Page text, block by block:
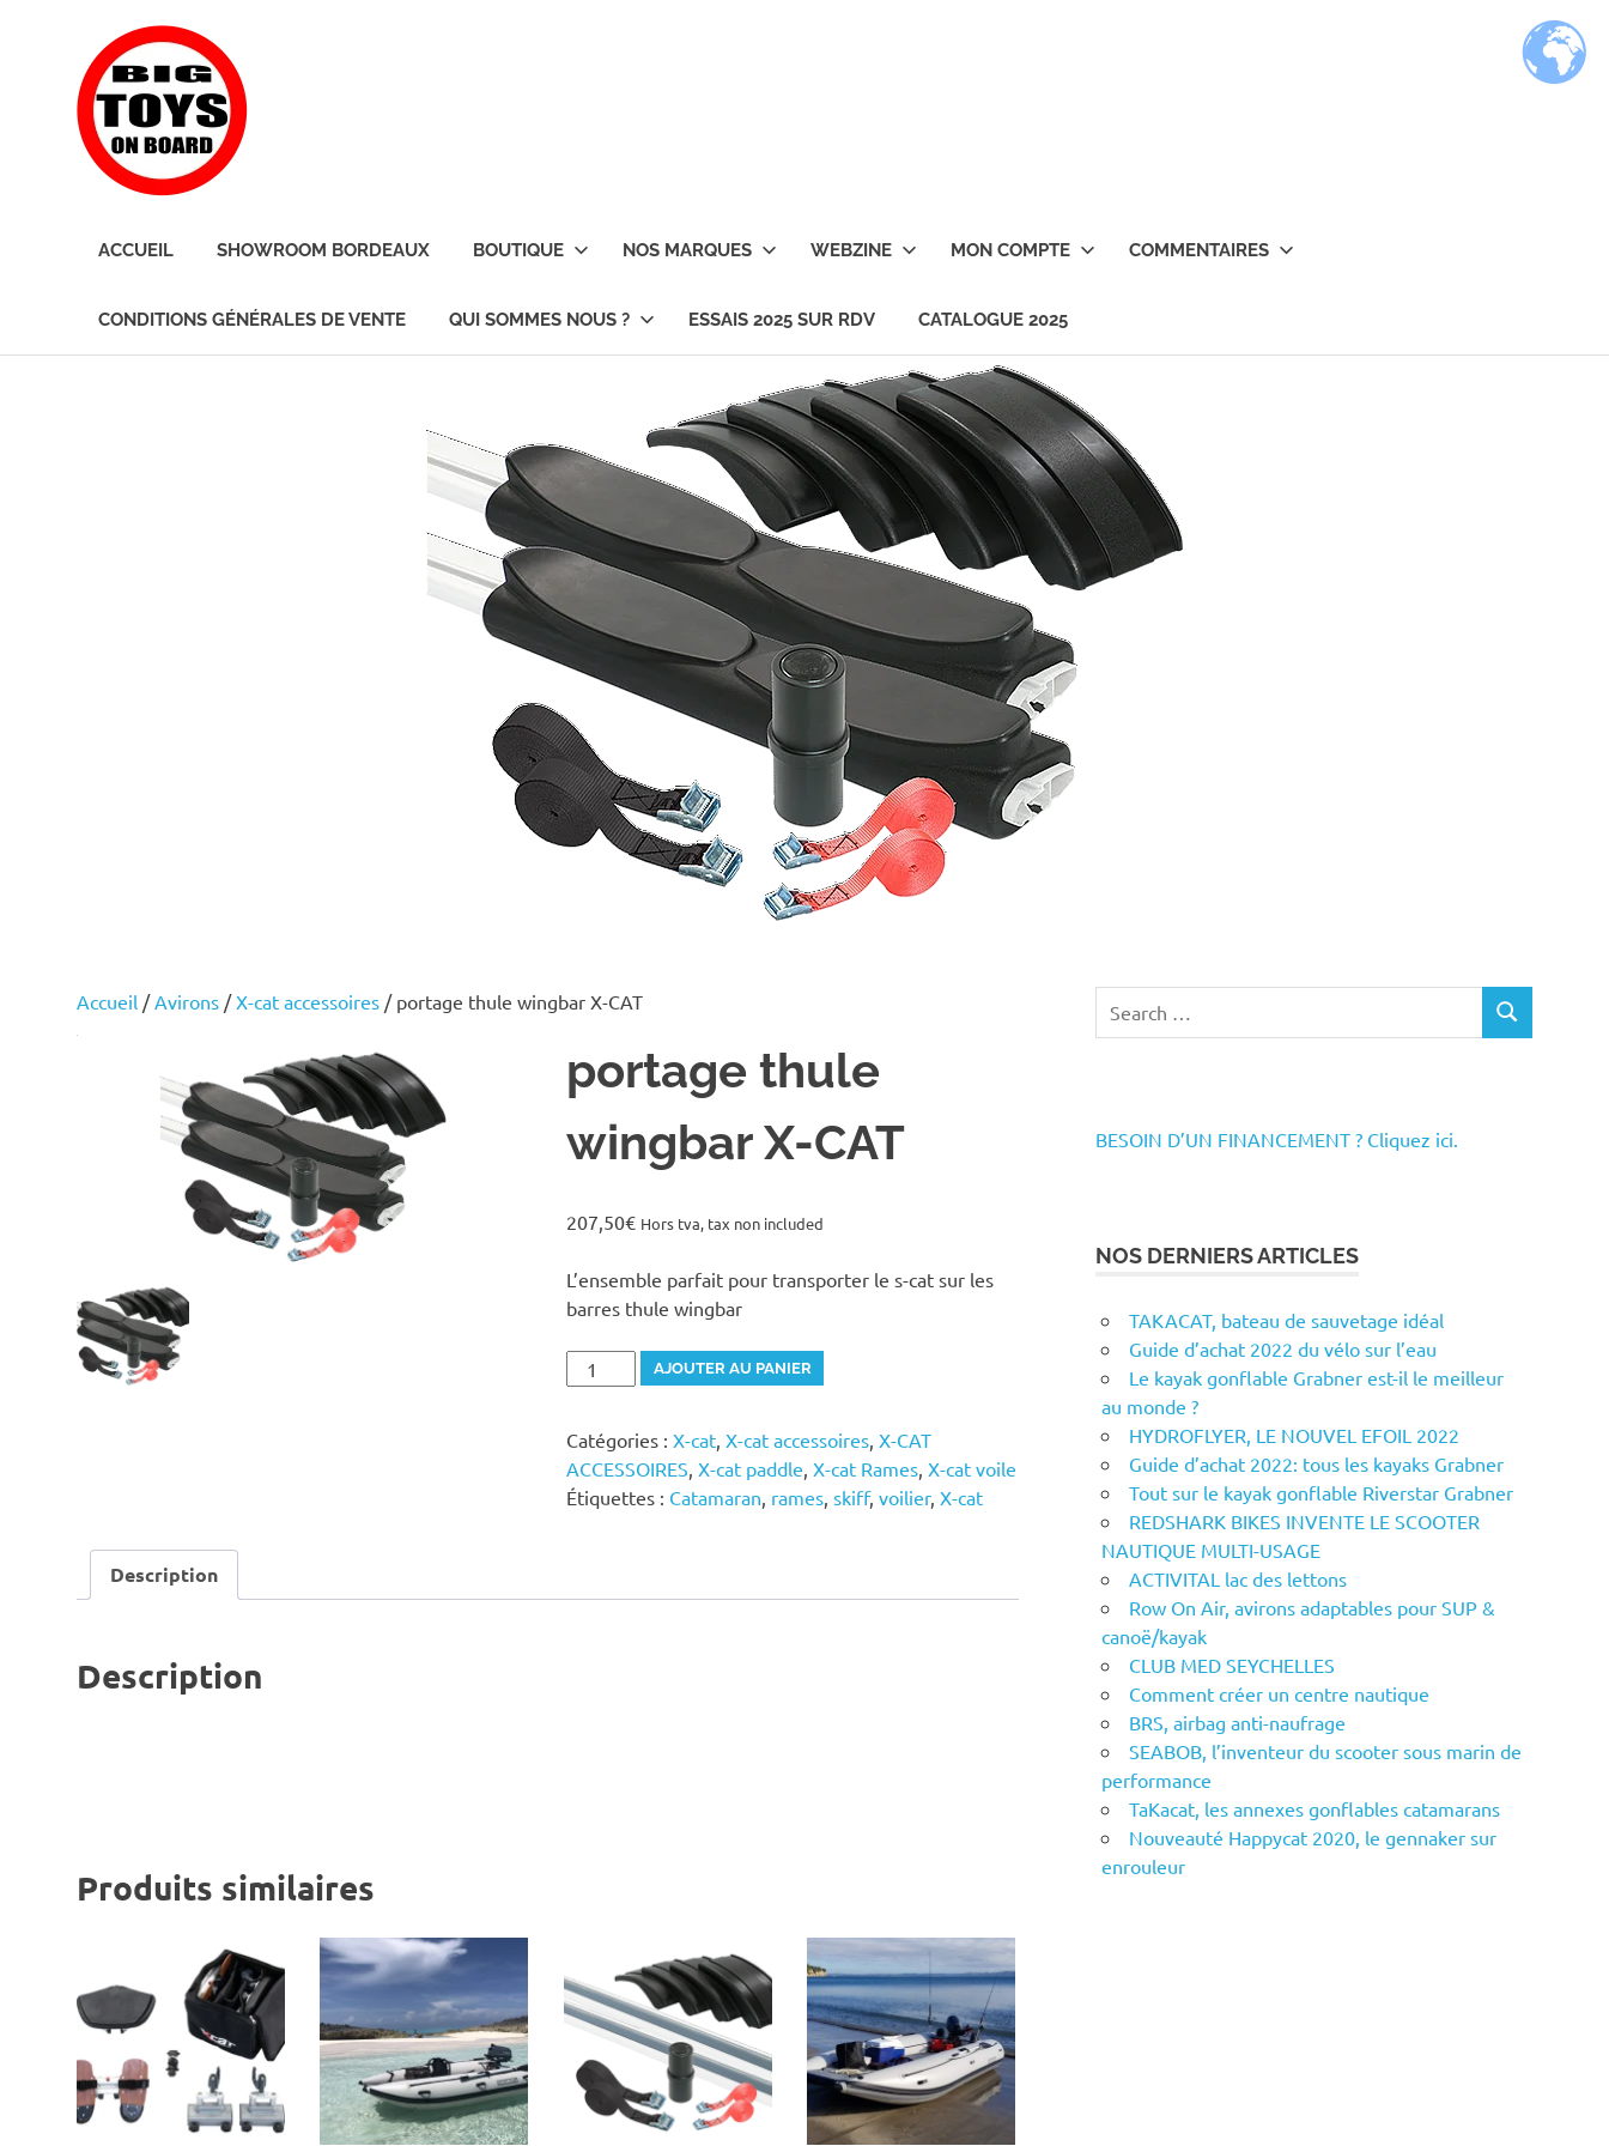
BOARD
BORD
ENFANTS
ACCUEIL SHOWROOM BORDEAUX BOUTIQUE NOS MARQUES WEBZINE MON COMPTE COMMENTAIRES
CONDITIONS GÉNÉRALES DE VENTE QUI SOMMES NOUS ? ESSAIS 2025 SUR RDV CATALOGUE 2025
Accueil / Avirons /X-cat accessoires / portage thule wingbar X-CAT
portage thule
wingbar X-CAT
207,50€ Hors tva, tax non included
L’ensemble parfait pour transporter le s-cat sur les
barres thule wingbar
quantité
de
thule
wingbar
X-
AJOUTER AU PANIER
Catégories :X-cat ,X-cat accessoires ,X-CAT
ACCESSOIRES ,X-cat paddle ,X-cat Rames ,X-cat voile
Étiquettes : Catamaran rames ,skiff,voilier,X-cat
Description
Description
Produits similaires
for:
SEARCH
BESOIN D’UN FINANCEMENT ? Cliquez ici.
NOS DERNIERS ARTICLES
TAKACAT, bateau de sauvetage idéal
Guide d’achat 2022 du vélo sur l’eau
Le kayak gonflable Grabner est-il le meilleur
au monde ?
HYDROFLYER, LE NOUVEL EFOIL 2022
Guide d’achat 2022: tous les kayaks Grabner
Tout sur le kayak gonflable Riverstar Grabner
REDSHARK BIKES INVENTE LE SCOOTER
NAUTIQUE MULTI-USAGE
ACTIVITAL lac des lettons
Row On Air, avirons adaptables pour SUP &
canoë/kayak
CLUB MED SEYCHELLES
Comment créer un centre nautique
BRS, airbag anti-naufrage
SEABOB, l’inventeur du scooter sous marin de
performance
TaKacat, les annexes gonflables catamarans
Nouveauté Happycat 2020, le gennaker sur
enrouleur